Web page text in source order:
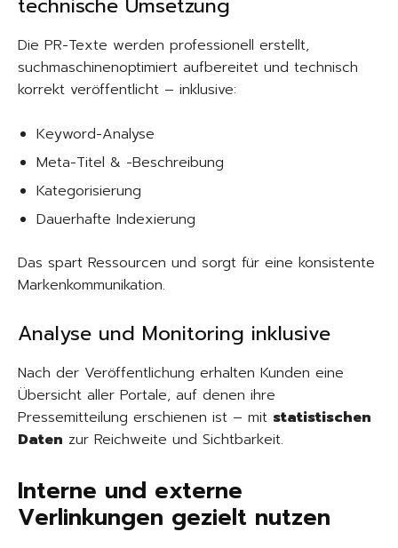
technische Umsetzung
Die PR-Texte werden professionell erstellt,
suchmaschinenoptimiert aufbereitet und technisch
korrekt veröffentlicht – inklusive:
Keyword-Analyse
Meta-Titel & -Beschreibung
Kategorisierung
Dauerhafte Indexierung
Das spart Ressourcen und sorgt für eine konsistente
Markenkommunikation.
Analyse und Monitoring inklusive
Nach der Veröffentlichung erhalten Kunden eine
Übersicht aller Portale, auf denen ihre
Pressemitteilung erschienen ist – mit statistischen
Daten zur Reichweite und Sichtbarkeit.
Interne und externe
Verlinkungen gezielt nutzen